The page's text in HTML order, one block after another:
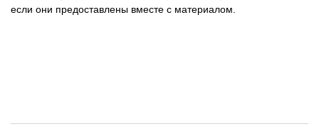
если они предоставлены вместе с материалом.